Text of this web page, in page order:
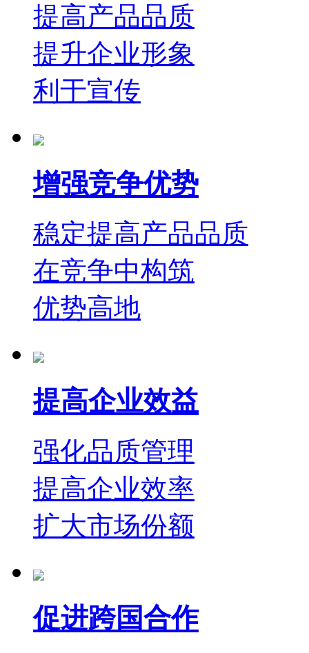
提高产品品质
提升企业形象
利于宣传
增强竞争优势
稳定提高产品品质
在竞争中构筑
优势高地
提高企业效益
强化品质管理
提高企业效率
扩大市场份额
促进跨国合作